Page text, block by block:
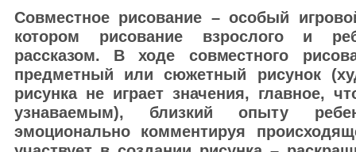
Совместное рисование – особый
котором рисование взрослого и
рассказом. В ходе совместного
предметный или сюжетный рисунок
рисунка не играет значения, главное,
узнаваемым), близкий опыту
эмоционально комментируя